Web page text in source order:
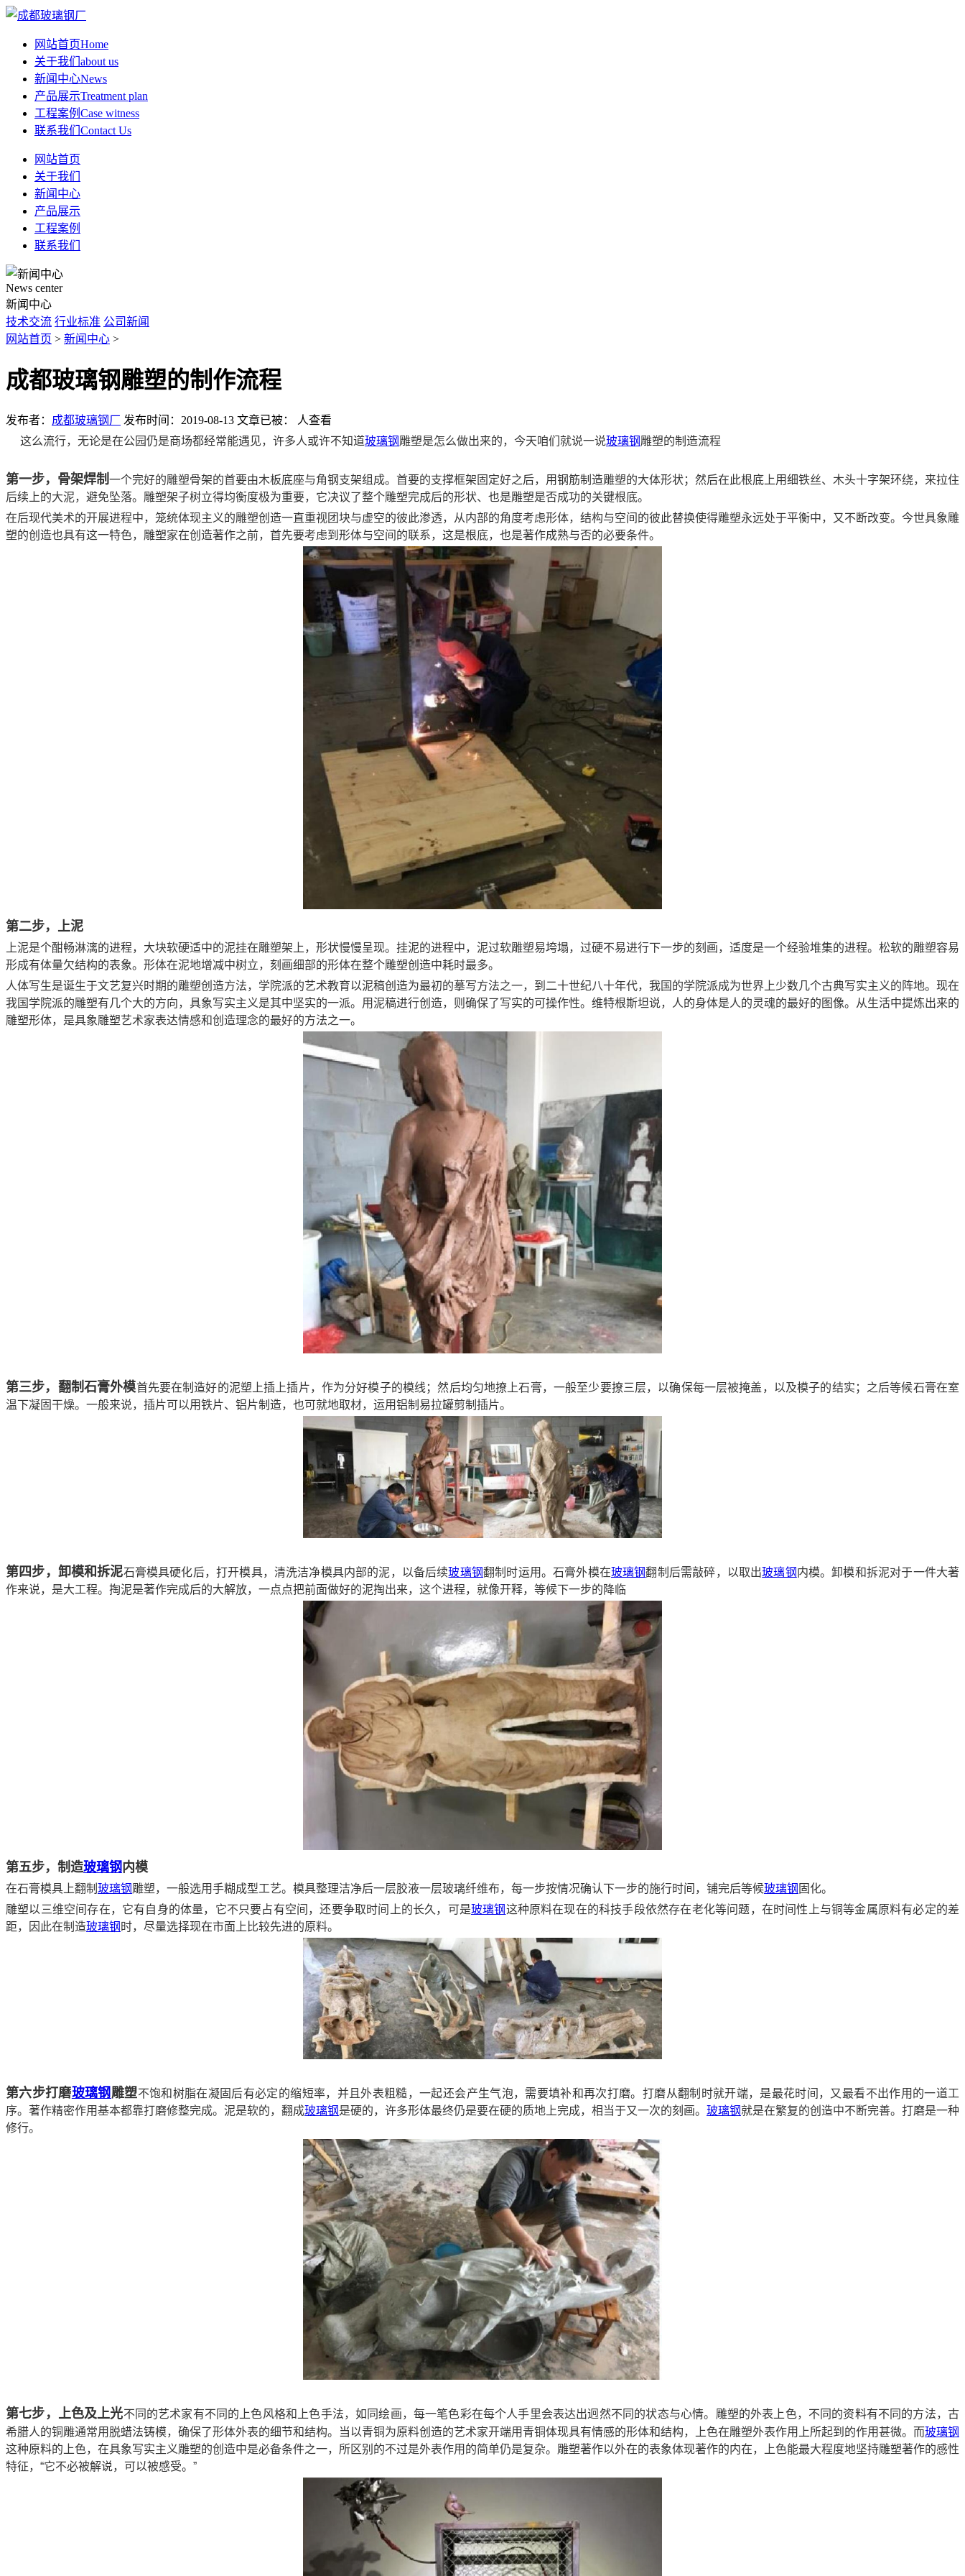
网站首页Home
关于我们 about us
新闻中心News
产品展示Treatment plan
工程案例 Case witness
联系我们 Contact Us
网站首页
关于我们
新闻中心
产品展示
工程案例
联系我们
News center
新闻中心
技术交流 行业标准 公司新闻
网站首页 > 新闻中心 >
成都玻璃钢雕塑的制作流程
发布者： 成都玻璃钢厂 发布时间：2019-08-13 文章已被：
人查看
这么流行，无论是在公园仍是商场都经常能遇见，许多人或许不知道玻璃钢雕塑是怎么做出来的，今天咱们就说一说玻璃钢雕塑的制造流程
第一步，骨架焊制一个完好的雕塑骨架的首要由木板底座与角钢支架组成。首要的支撑框架固定好之后，用钢筋制造雕塑的大体形状；然后在此根底上用细铁丝、木头十字架环绕，来拉住
后续上的大泥，避免坠落。雕塑架子树立得均衡度极为重要，它决议了整个雕塑完成后的形状、也是雕塑是否成功的关键根底。
在后现代美术的开展进程中，笼统体现主义的雕塑创造一直重视团块与虚空的彼此渗透，从内部的角度考虑形体，结构与空间的彼此替换使得雕塑永远处于平衡中，又不断改变。今世具象雕
塑的创造也具有这一特色，雕塑家在创造著作之前，首先要考虑到形体与空间的联系，这是根底，也是著作成熟与否的必要条件。
第二步，上泥
上泥是个酣畅淋漓的进程，大块软硬适中的泥挂在雕塑架上，形状慢慢呈现。挂泥的进程中，泥过软雕塑易垮塌，过硬不易进行下一步的刻画，适度是一个经验堆集的进程。松软的雕塑容易
形成有体量欠结构的表象。形体在泥地增减中树立，刻画细部的形体在整个雕塑创造中耗时最多。
人体写生是诞生于文艺复兴时期的雕塑创造方法，学院派的艺术教育以泥稿创造为最初的摹写方法之一，到二十世纪八十年代，我国的学院派成为世界上少数几个古典写实主义的阵地。现在
我国学院派的雕塑有几个大的方向，具象写实主义是其中坚实的一派。用泥稿进行创造，则确保了写实的可操作性。维特根斯坦说，人的身体是人的灵魂的最好的图像。从生活中提炼出来的
雕塑形体，是具象雕塑艺术家表达情感和创造理念的最好的方法之一。
第三步，翻制石膏外模首先要在制造好的泥塑上插上插片，作为分好模子的模线；然后均匀地撩上石膏，一般至少要撩三层，以确保每一层被掩盖，以及模子的结实；之后等候石膏在室
温下凝固干燥。一般来说，插片可以用铁片、铝片制造，也可就地取材，运用铝制易拉罐剪制插片。
第四步，卸模和拆泥石膏模具硬化后，打开模具，清洗洁净模具内部的泥，以备后续玻璃钢翻制时运用。石膏外模在玻璃钢翻制后需敲碎，以取出玻璃钢内模。卸模和拆泥对于一件大著
作来说，是大工程。掏泥是著作完成后的大解放，一点点把前面做好的泥掏出来，这个进程，就像开释，等候下一步的降临
第五步，制造玻璃钢内模
在石膏模具上翻制 玻璃钢雕塑，一般选用手糊成型工艺。模具整理洁净后一层胶液一层玻璃纤维布，每一步按情况确认下一步的施行时间，铺完后等候玻璃钢 固化。
雕塑以三维空间存在，它有自身的体量，它不只要占有空间，还要争取时间上的长久，可是玻璃钢这种原料在现在的科技手段依然存在老化等问题，在时间性上与铜等金属原料有必定的差
距，因此在制造玻璃钢 时，尽量选择现在市面上比较先进的原料。
第六步打磨玻璃钢 雕塑不饱和树脂在凝固后有必定的缩短率，并且外表粗糙，一起还会产生气泡，需要填补和再次打磨。打磨从翻制时就开端，是最花时间，又最看不出作用的一道工
序。著作精密作用基本都靠打磨修整完成。泥是软的，翻成玻璃钢是硬的，许多形体最终仍是要在硬的质地上完成，相当于又一次的刻画。 玻璃钢就是在繁复的创造中不断完善。打磨是一种
修行。
第七步，上色及上光不同的艺术家有不同的上色风格和上色手法，如同绘画，每一笔色彩在每个人手里会表达出迥然不同的状态与心情。雕塑的外表上色，不同的资料有不同的方法，古
希腊人的铜雕通常用脱蜡法铸模，确保了形体外表的细节和结构。当以青铜为原料创造的艺术家开端用青铜体现具有情感的形体和结构，上色在雕塑外表作用上所起到的作用甚微。而玻璃钢
这种原料的上色，在具象写实主义雕塑的创造中是必备条件之一，所区别的不过是外表作用的简单仍是复杂。雕塑著作以外在的表象体现著作的内在，上色能最大程度地坚持雕塑著作的感性
特征，“它不必被解说，可以被感受。”